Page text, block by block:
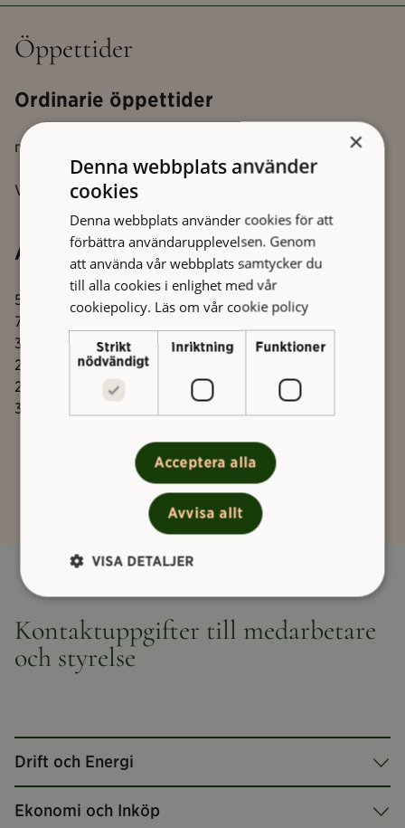
Öppettider
Ordinarie öppettider
måndag – fredag kl. 08.00-16.00
Vår reception har lunchstängt kl. 12.00-13.00
Avvikande öppettider 2026
5 juni – öppet kl. 08.00-11.00
7 oktober – öppet kl. 08.00-12.00
30 oktober – öppet kl. 08.00-12.00
23 december – öppet kl. 08.00-11.00
24-25 december – stängt
31 december 2026 – 1 januari 2027 – stängt
Kontaktuppgifter till medarbetare
och styrelse
Drift och Energi
Ekonomi och Inköp
×
Denna webbplats använder
cookies
Denna webbplats använder cookies för att
förbättra användarupplevelsen. Genom
att använda vår webbplats samtycker du
till alla cookies i enlighet med vår
cookiepolicy. Läs om vår cookie policy
Strikt
nödvändigt
Inriktning Funktioner
Acceptera alla
Avvisa allt
VISA DETALJER